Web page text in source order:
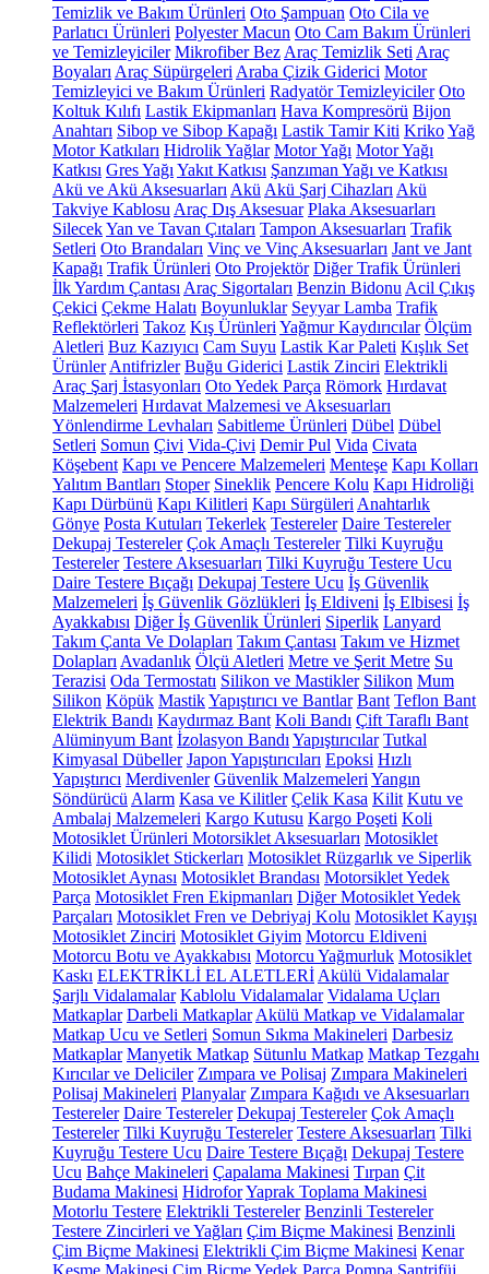
Temizlik ve Bakım Ürünleri Oto Şampuan Oto Cila ve
Parlatıcı Ürünleri Polyester Macun Oto Cam Bakım Ürünleri
ve Temizleyiciler Mikrofiber Bez Araç Temizlik Seti Araç
Boyaları Araç Süpürgeleri Araba Çizik Giderici Motor
Temizleyici ve Bakım Ürünleri Radyatör Temizleyiciler Oto
Koltuk Kılıfı Lastik Ekipmanları Hava Kompresörü Bijon
Anahtarı Sibop ve Sibop Kapağı Lastik Tamir Kiti KrikoYağ
Motor Katkıları Hidrolik Yağlar Motor Yağı Motor Yağı
Katkısı Gres Yağı Yakıt Katkısı Şanzıman Yağı ve Katkısı
Akü ve Akü Aksesuarları Akü Akü Şarj Cihazları Akü
Takviye Kablosu Araç Dış Aksesuar Plaka Aksesuarları
SilecekYan ve Tavan Çıtaları Tampon Aksesuarları Trafik
Setleri Oto Brandaları Vinç ve Vinç Aksesuarları Jant ve Jant
Kapağı Trafik Ürünleri Oto Projektör Diğer Trafik Ürünleri
İlk Yardım Çantası Araç Sigortaları Benzin Bidonu Acil Çıkış
Çekici Çekme Halatı Boyunluklar Seyyar Lamba Trafik
Reflektörleri Takoz Kış Ürünleri Yağmur Kaydırıcılar Ölçüm
Aletleri Buz Kazıyıcı Cam Suyu Lastik Kar Paleti Kışlık Set
Ürünler Antifrizler Buğu Giderici Lastik Zinciri Elektrikli
Araç Şarj İstasyonları Oto Yedek Parça Römork Hırdavat
Malzemeleri Hırdavat Malzemesi ve Aksesuarları
Yönlendirme Levhaları Sabitleme Ürünleri Dübel Dübel
Setleri Somun Çivi Vida-Çivi Demir Pul Vida Civata
Köşebent Kapı ve Pencere Malzemeleri Menteşe Kapı Kolları
Yalıtım Bantları Stoper Sineklik Pencere Kolu Kapı Hidroliği
Kapı Dürbünü Kapı Kilitleri Kapı Sürgüleri Anahtarlık
Gönye Posta Kutuları Tekerlek Testereler Daire Testereler
Dekupaj Testereler Çok Amaçlı Testereler Tilki Kuyruğu
Testereler Testere Aksesuarları Tilki Kuyruğu Testere Ucu
Daire Testere Bıçağı Dekupaj Testere Ucu İş Güvenlik
Malzemeleri İş Güvenlik Gözlükleri İş Eldiveni İş Elbisesi İş
Ayakkabısı Diğer İş Güvenlik Ürünleri Siperlik Lanyard
Takım Çanta Ve Dolapları Takım Çantası Takım ve Hizmet
Dolapları Avadanlık Ölçü Aletleri Metre ve Şerit Metre Su
Terazisi Oda Termostatı Silikon ve Mastikler Silikon Mum
Silikon Köpük MastikYapıştırıcı ve Bantlar Bant Teflon Bant
Elektrik Bandı Kaydırmaz Bant Koli Bandı Çift Taraflı Bant
Alüminyum Bant İzolasyon Bandı Yapıştırıcılar Tutkal
Kimyasal Dübeller Japon Yapıştırıcıları Epoksi Hızlı
Yapıştırıcı Merdivenler Güvenlik Malzemeleri Yangın
Söndürücü Alarm Kasa ve Kilitler Çelik Kasa Kilit Kutu ve
Ambalaj Malzemeleri Kargo Kutusu Kargo Poşeti Koli
Motosiklet Ürünleri Motorsiklet Aksesuarları Motosiklet
Kilidi Motosiklet Stickerları Motosiklet Rüzgarlık ve Siperlik
Motosiklet Aynası Motosiklet Brandası Motorsiklet Yedek
Parça Motosiklet Fren Ekipmanları Diğer Motosiklet Yedek
Parçaları Motosiklet Fren ve Debriyaj Kolu Motosiklet Kayışı
Motosiklet Zinciri Motosiklet Giyim Motorcu Eldiveni
Motorcu Botu ve Ayakkabısı Motorcu Yağmurluk Motosiklet
Kaskı ELEKTRİKLİ EL ALETLERİ Akülü Vidalamalar
Şarjlı Vidalamalar Kablolu Vidalamalar Vidalama Uçları
Matkaplar Darbeli Matkaplar Akülü Matkap ve Vidalamalar
Matkap Ucu ve Setleri Somun Sıkma Makineleri Darbesiz
Matkaplar Manyetik Matkap Sütunlu Matkap Matkap Tezgahı
Kırıcılar ve Deliciler Zımpara ve Polisaj Zımpara Makineleri
Polisaj Makineleri Planyalar Zımpara Kağıdı ve Aksesuarları
Testereler Daire Testereler Dekupaj Testereler Çok Amaçlı
Testereler Tilki Kuyruğu Testereler Testere Aksesuarları Tilki
Kuyruğu Testere Ucu Daire Testere Bıçağı Dekupaj Testere
Ucu Bahçe Makineleri Çapalama Makinesi Tırpan Çit
Budama Makinesi HidroforYaprak Toplama Makinesi
Motorlu Testere Elektrikli Testereler Benzinli Testereler
Testere Zincirleri ve Yağları Çim Biçme Makinesi Benzinli
Çim Biçme Makinesi Elektrikli Çim Biçme Makinesi Kenar
Kesme Makinesi Çim Biçme Yedek Parça Pompa Santrifüj